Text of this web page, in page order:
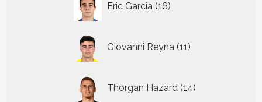
Eric Garcia 16
producten
Giovanni Reyna 11
producten
Thorgan Hazard 14
producten